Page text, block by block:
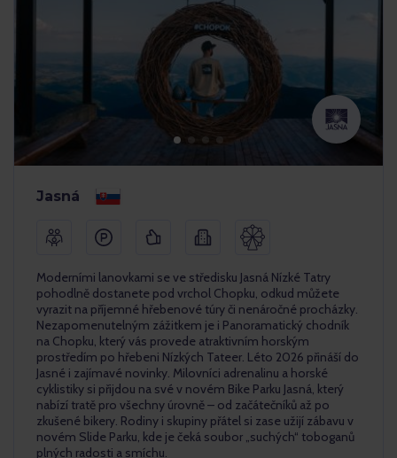
Jasná
Moderními lanovkami se ve středisku Jasná Nízké Tatry
pohodlně dostanete pod vrchol Chopku, odkud můžete
vyrazit na příjemné hřebenové túry či nenáročné procházky.
Nezapomenutelným zážitkem je i Panoramatický chodník
na Chopku, který vás provede atraktivním horským
prostředím po hřebeni Nízkých Tateer. Léto 2026 přináší do
Jasné i zajímavé novinky. Milovníci adrenalinu a horské
cyklistiky si přijdou na své v novém Bike Parku Jasná, který
nabízí tratě pro všechny úrovně – od začátečníků až po
zkušené bikery. Rodiny i skupiny přátel si zase užijí zábavu v
novém Slide Parku, kde je čeká soubor „suchých“ toboganů
plných radosti a smíchu.